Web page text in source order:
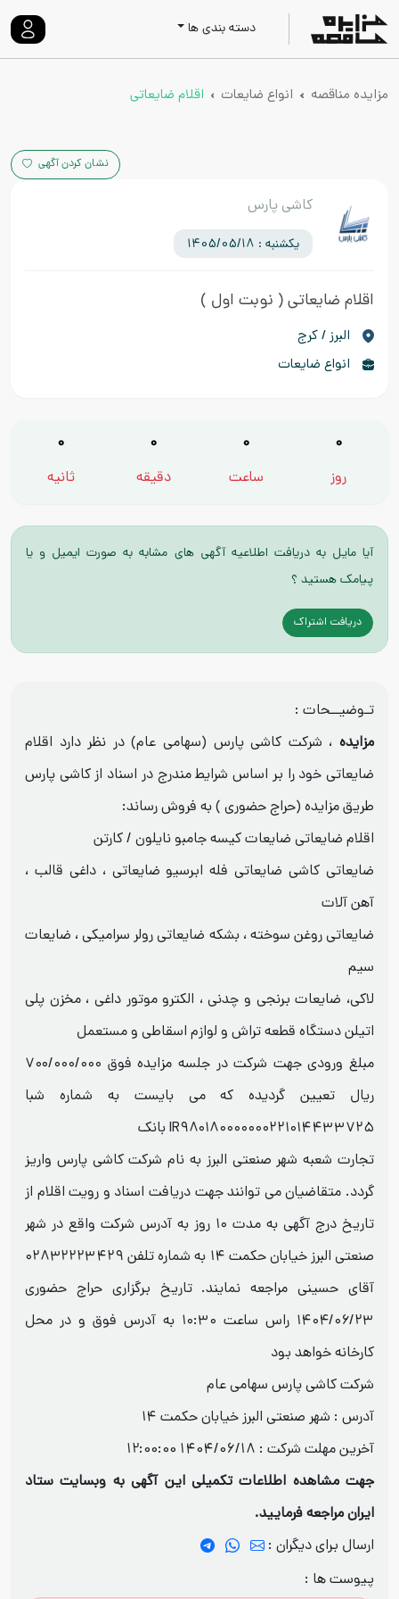
دسته بندی ها
مزایده مناقصه انواع ضایعات اقلام ضایعاتی
نشان کردن آگهی
کاشی پارس
یکشنبه : 1405/05/18
اقلام ضایعاتی( نوبت اول )
البرز / کرج
انواع ضایعات
0
روز
0
ساعت
0
دقیقه
0
ثانیه
آیا مایل به دریافت اطلاعیه آگهی های مشابه به صورت ایمیل و یا
پیامک هستید ؟
دریافت اشتراک
تـوضیــحات :
مزایده ، شرکت کاشی پارس (سهامی عام) در نظر دارد اقلام
ضایعاتی خود را بر اساس شرایط مندرج در اسناد از کاشی پارس
طریق مزایده (حراج حضوری ) به فروش رساند:
اقلام ضایعاتی ضایعات کیسه جامبو نایلون / کارتن
ضایعاتی کاشی ضایعاتی فله ابرسیو ضایعاتی ، داغی قالب ،
آهن آلات
ضایعاتی روغن سوخته ، بشکه ضایعاتی رولر سرامیکی ، ضایعات
سیم
لاکی، ضایعات برنجی و چدنی ، الکترو موتور داغی ، مخزن پلی
اتیلن دستگاه قطعه تراش و لوازم اسقاطی و مستعمل
مبلغ ورودی جهت شرکت در جلسه مزایده فوق ۷۰۰/۰۰۰/۰۰۰
ریال تعیین گردیده که می بایست به شماره شبا
IR۹۸۰۱۸۰۰۰۰۰۰۰۲۲۱۰۱۴۴۳۳۷۲۵ بانک
تجارت شعبه شهر صنعتی البرز به نام شرکت کاشی پارس واریز
گردد. متقاضیان می توانند جهت دریافت اسناد و رویت اقلام از
تاریخ درج آگهی به مدت ۱۰ روز به آدرس شرکت واقع در شهر
صنعتی البرز خیابان حکمت ۱۴ به شماره تلفن ۰۲۸۳۲۲۲۳۴۲۹
آقای حسینی مراجعه نمایند. تاریخ برگزاری حراج حضوری
۱۴۰۴/۰۶/۲۳ راس ساعت ۱۰:۳۰ به آدرس فوق و در محل
کارخانه خواهد بود
شرکت کاشی پارس سهامی عام
آدرس : شهر صنعتی البرز خیابان حکمت ۱۴
آخرین مهلت شرکت : 1404/06/18 12:00:00
جهت مشاهده اطلاعات تکمیلی این آگهی به وبسایت ستاد
ایران مراجعه فرمایید.
ارسال برای دیگران :
پیوست ها :